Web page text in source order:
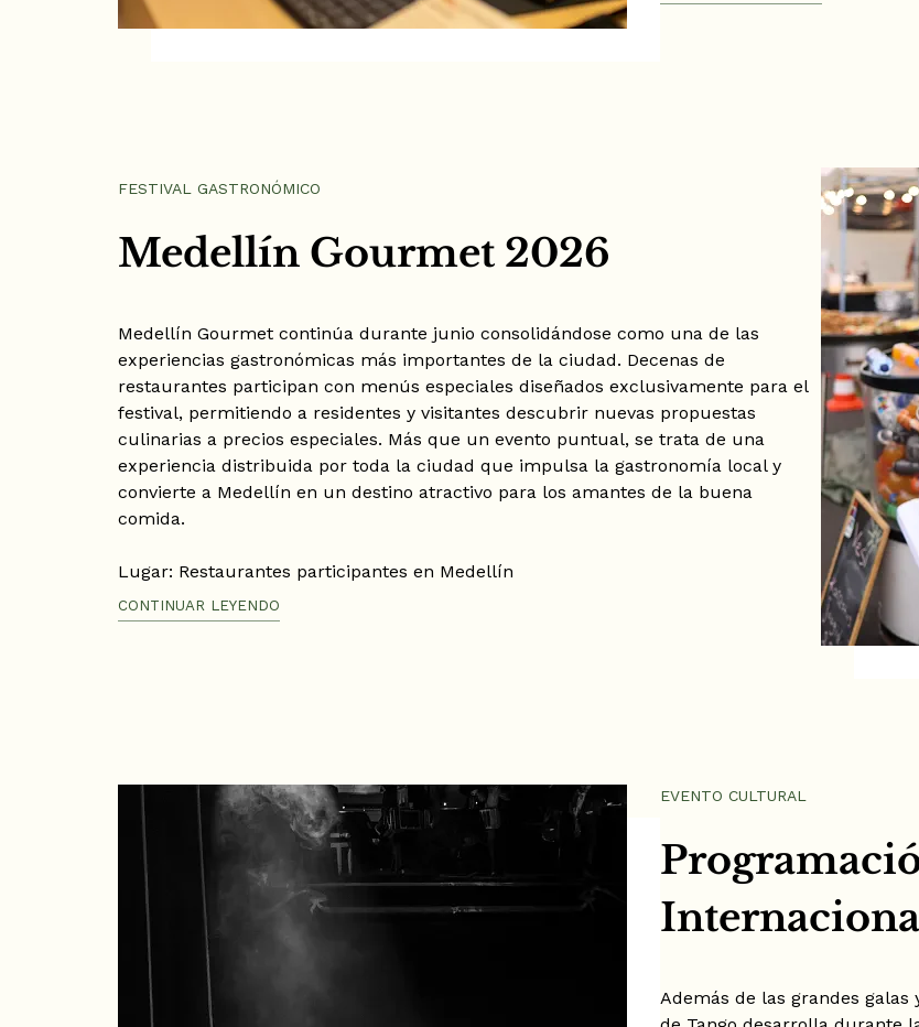
Hora: 8:00 AM – 6:00 PM
FESTIVAL GASTRONÓMICO
Medellín Gourmet 2026
Medellín Gourmet continúa durante junio consolidándose como una de las
experiencias gastronómicas más importantes de la ciudad. Decenas de
restaurantes participan con menús especiales diseñados exclusivamente para el
festival, permitiendo a residentes y visitantes descubrir nuevas propuestas
culinarias a precios especiales. Más que un evento puntual, se trata de una
experiencia distribuida por toda la ciudad que impulsa la gastronomía local y
convierte a Medellín en un destino atractivo para los amantes de la buena
comida.
Lugar: Restaurantes participantes en Medellín
Fecha: 12 al 14 de junio de 2026
Hora: Según horario de cada restaurante
CONTINUAR LEYENDO
EVENTO CULTURAL
Además de las grandes